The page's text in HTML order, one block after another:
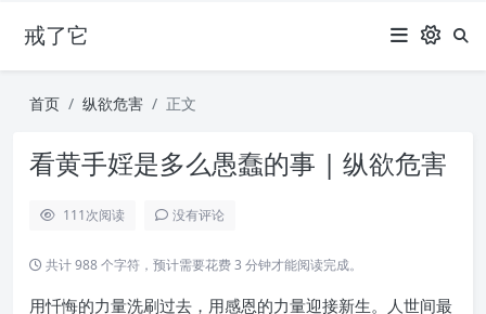
戒了它
首页 纵欲危害 正文
看黄手婬是多么愚蠢的事 | 纵欲危害
111次阅读 没有评论
共计 988 个字符，预计需要花费 3 分钟才能阅读完成。
用忏悔的力量洗刷过去，用感恩的力量迎接新生。人世间最